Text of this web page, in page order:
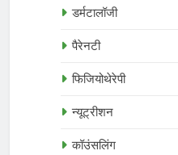
डर्मटालॉजी
पैरेनटी
फिजियोथेरेपी
न्यूट्रीशन
कॉउंसलिंग